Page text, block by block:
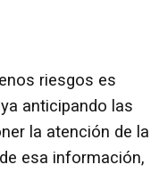
riesgos es
anticipando las
la atención de la
esa información,